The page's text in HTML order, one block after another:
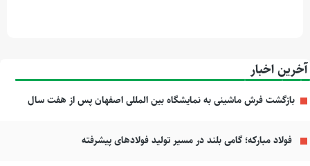
آخرین اخبار
بازگشت فرش ماشینی به نمایشگاه بین المللی اصفهان پس از هفت سال
فولاد مبارکه؛ گامی بلند در مسیر تولید فولادهای پیشرفته